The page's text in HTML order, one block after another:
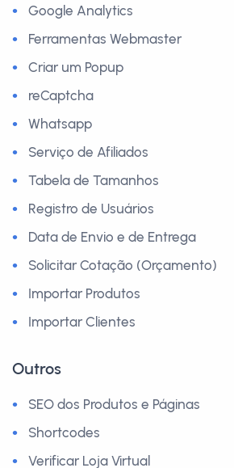
Google Analytics
Ferramentas Webmaster
Criar um Popup
reCaptcha
Whatsapp
Serviço de Afiliados
Tabela de Tamanhos
Registro de Usuários
Data de Envio e de Entrega
Solicitar Cotação (Orçamento)
Importar Produtos
Importar Clientes
Outros
SEO dos Produtos e Páginas
Shortcodes
Verificar Loja Virtual